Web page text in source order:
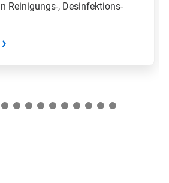
Reinigungs-, Desinfektions-